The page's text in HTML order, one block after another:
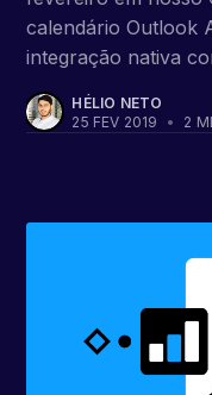
calendário Outlook
integração nativa
HÉLIO NETO
25 FEV 2019
• 2